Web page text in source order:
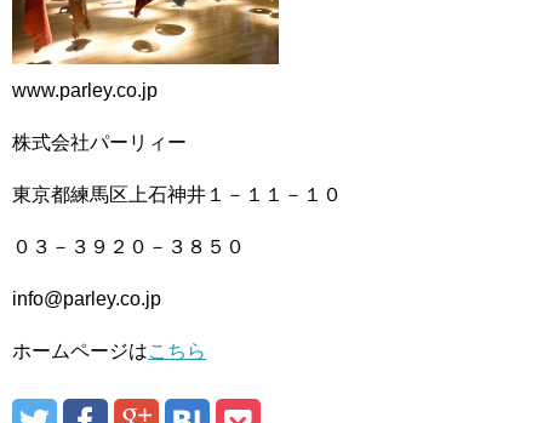
www.parley.co.jp
株式会社パーリィー
東京都練馬区上石神井１－１１－１０
０３－３９２０－３８５０
info@parley.co.jp
ホームページはこちら